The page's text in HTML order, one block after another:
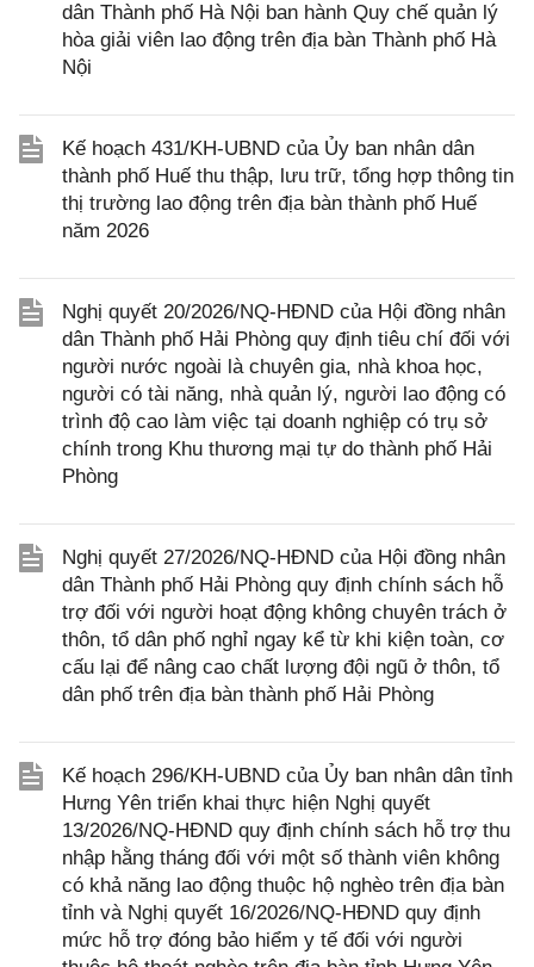
dân Thành phố Hà Nội ban hành Quy chế quản lý
hòa giải viên lao động trên địa bàn Thành phố Hà
Nội
Kế hoạch 431/KH-UBND của Ủy ban nhân dân
thành phố Huế thu thập, lưu trữ, tổng hợp thông tin
thị trường lao động trên địa bàn thành phố Huế
năm 2026
Nghị quyết 20/2026/NQ-HĐND của Hội đồng nhân
dân Thành phố Hải Phòng quy định tiêu chí đối với
người nước ngoài là chuyên gia, nhà khoa học,
người có tài năng, nhà quản lý, người lao động có
trình độ cao làm việc tại doanh nghiệp có trụ sở
chính trong Khu thương mại tự do thành phố Hải
Phòng
Nghị quyết 27/2026/NQ-HĐND của Hội đồng nhân
dân Thành phố Hải Phòng quy định chính sách hỗ
trợ đối với người hoạt động không chuyên trách ở
thôn, tổ dân phố nghỉ ngay kể từ khi kiện toàn, cơ
cấu lại để nâng cao chất lượng đội ngũ ở thôn, tổ
dân phố trên địa bàn thành phố Hải Phòng
Kế hoạch 296/KH-UBND của Ủy ban nhân dân tỉnh
Hưng Yên triển khai thực hiện Nghị quyết
13/2026/NQ-HĐND quy định chính sách hỗ trợ thu
nhập hằng tháng đối với một số thành viên không
có khả năng lao động thuộc hộ nghèo trên địa bàn
tỉnh và Nghị quyết 16/2026/NQ-HĐND quy định
mức hỗ trợ đóng bảo hiểm y tế đối với người